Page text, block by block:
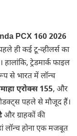
PCX 160 2026
ही कई टू-व्हीलर्स का
ट्रेडमार्क फाइल
से भारत में लॉन्च
एरोक्स 155, और
पहले से मौजूद हैं।
और ग्राहकों की
लॉन्च होना एक मजबूत